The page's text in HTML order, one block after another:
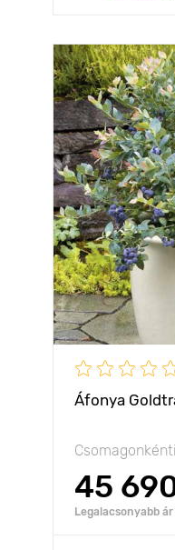
Áfonya
45
Legalacsonyabb